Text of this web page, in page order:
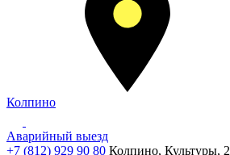
Колпино
Аварийный выезд
+7 (812) 929 90 80 Колпино, Культуры, 2